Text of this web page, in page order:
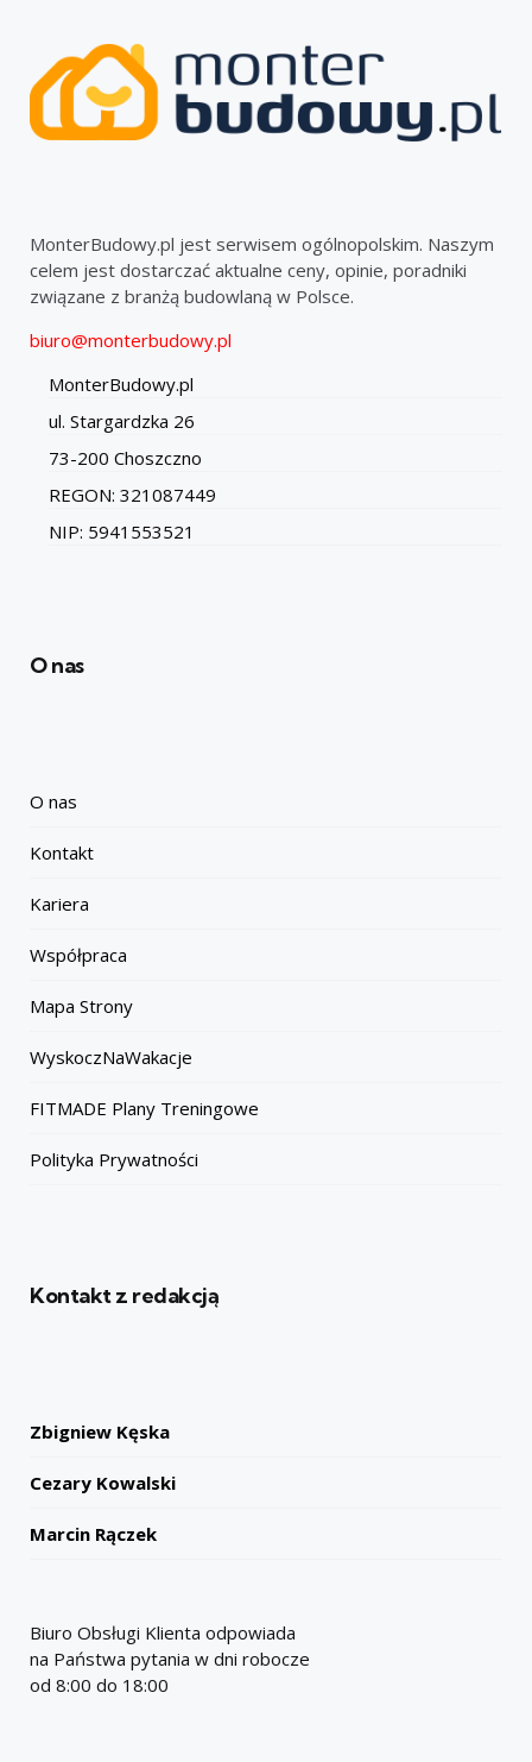
MonterBudowy.pl jest serwisem ogólnopolskim. Naszym
celem jest dostarczać aktualne ceny, opinie, poradniki
związane z branżą budowlaną w Polsce.
biuro@monterbudowy.pl
MonterBudowy.pl
ul. Stargardzka 26
73-200 Choszczno
REGON: 321087449
NIP: 5941553521
O nas
O nas
Kontakt
Kariera
Współpraca
Mapa Strony
WyskoczNaWakacje
FITMADE Plany Treningowe
Polityka Prywatności
Kontakt z redakcją
Zbigniew Kęska
Cezary Kowalski
Marcin Rączek
Biuro Obsługi Klienta odpowiada
na Państwa pytania w dni robocze
od 8:00 do 18:00